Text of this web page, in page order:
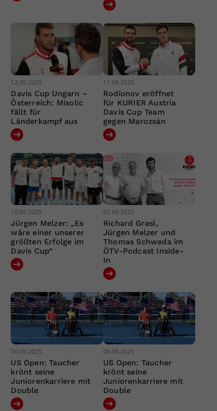
12.09.2025
Davis Cup Ungarn –
Österreich: Misolic
fällt für
Länderkampf aus
11.09.2025
Rodionov eröffnet
für KURIER Austria
Davis Cup Team
gegen Marozsán
10.09.2025
Jürgen Melzer: „Es
wäre einer unserer
größten Erfolge im
Davis Cup“
07.09.2025
Richard Grasl,
Jürgen Melzer und
Thomas Schweda im
ÖTV-Podcast Inside-
In
06.09.2025
US Open: Taucher
krönt seine
Juniorenkarriere mit
Double
06.09.2025
US Open: Taucher
krönt seine
Juniorenkarriere mit
Double